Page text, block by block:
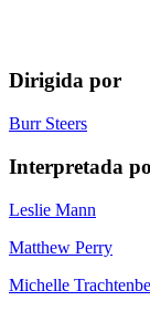
Dirigida por
Burr Steers
Interpretada
Leslie Mann
Matthew Perry
Michelle